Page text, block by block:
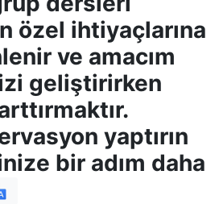
özel ihtiyaçlarına
ve amacım
geliştirirken
yaptırın
bir adım daha